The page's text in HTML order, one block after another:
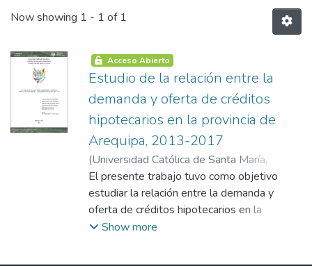
Now showing 1 - 1 of 1
Acceso Abierto
Estudio de la relación entre la
demanda y oferta de créditos
hipotecarios en la provincia de
Arequipa, 2013-2017
(Universidad Católica de Santa María,
2021-01-05)Alarcón Núñez, Jossie
Alexandra ;Chávez Paredes, Anacecilia
Dolores
El presente trabajo tuvo como objetivo
estudiar la relación entre la demanda y
oferta de créditos hipotecarios en la
provincia de Arequipa, así mismo interpretar
Show more